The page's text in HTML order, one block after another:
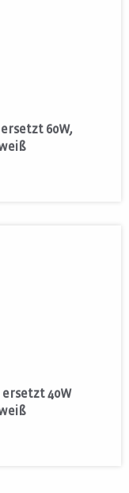
ersetzt 60W,
ersetzt 40W